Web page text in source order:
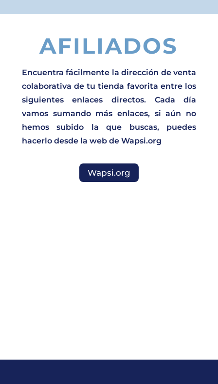
AFILIADOS
Encuentra fácilmente la dirección de venta
colaborativa de tu tienda favorita entre los
siguientes enlaces directos. Cada día
vamos sumando más enlaces, si aún no
hemos subido la que buscas, puedes
hacerlo desde la web de Wapsi.org
Wapsi.org